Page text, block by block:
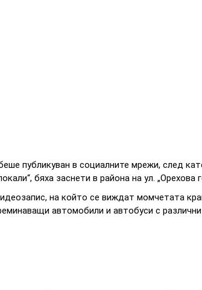
публикуван в социалните мрежи, след
бяха заснети в района на ул. „Орехова
на който се виждат момчетата
автомобили и автобуси с